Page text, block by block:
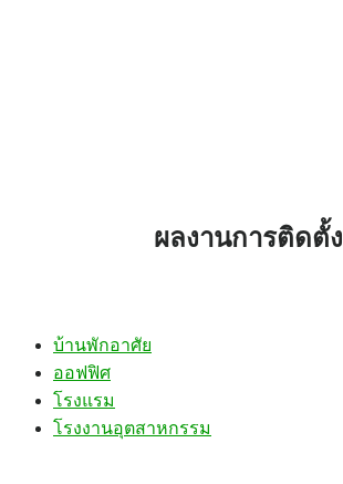
ผลงานการติดตั้ง
บ้านพักอาศัย
ออฟฟิศ
โรงแรม
โรงงานอุตสาหกรรม